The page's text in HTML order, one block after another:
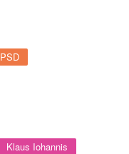
PSD
Klaus Iohannis